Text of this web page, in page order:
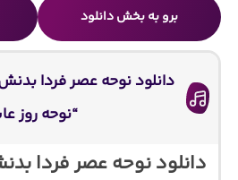
برو به بخش دانلود
دانلود نوحه عصر فردا
“نوحه روز
دانلود نوحه عصر فردا